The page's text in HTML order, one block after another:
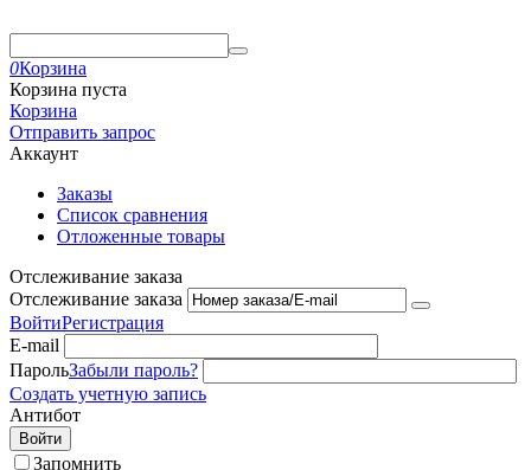
0Корзина
Корзина пуста
Корзина
Отправить запрос
Аккаунт
Заказы
Список сравнения
Отложенные товары
Отслеживание заказа
Отслеживание заказа
ВойтиРегистрация
E-mail
ПарольЗабыли пароль?
Создать учетную запись
Антибот
Войти
Запомнить